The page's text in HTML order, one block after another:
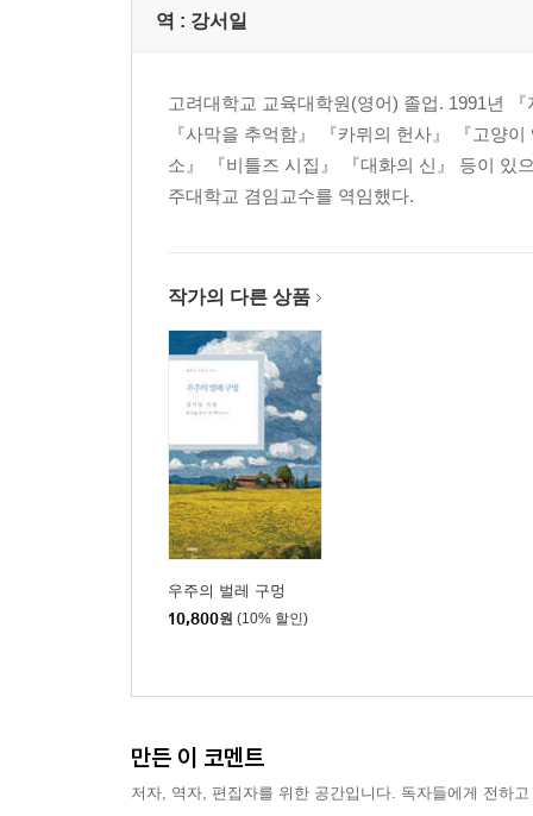
성공한 사람들의 3가지 말하기 원칙
스펙보다는 열정
상사를 간파하라, 말은 그다음이다
명확하게 지시하고 아낌없이 칭찬하라
존중하는 만큼 대접받는다
회의에서 휘둘리지 않고 제대로 말하는 법
회의를 주재할 때 꼭 알아야 할 것들
프레젠테이션은 말로 보여주는 것이다
애매모호한 말이 필요할 때
CHAPTER 6 청중을 매료시키는 마성의 스피치
내가 가장 잘 아는 것을 말하라
열세 살짜리도 연설이 가능하다
연설을 위한 3가지 단계
사소한 것까지 실전처럼 연습하라
위기일발의 순간 극복하기
때론 예상치 못한 발언이 환영받는다
명연설은 모두 짧았다
역 : 강서일
고려대학교 교육대학원(영어) 졸업. 1991년
『사막을 추억함』 『카뮈의 헌사』 『고양
소』 『비틀즈 시집』 『대화의 신』 등이 있
주대학교 겸임교수를 역임했다.
작가의 다른 상품
우주의 벌레 구멍
10,800원 (10% 할인)
만든 이 코멘트
저자, 역자, 편집자를 위한 공간입니다. 독자들에게 전하